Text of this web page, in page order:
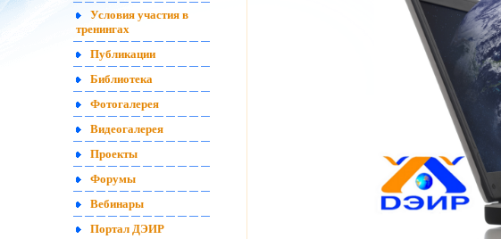
Условия участия в
тренингах
Публикации
Библиотека
Фотогалерея
Видеогалерея
Проекты
Форумы
Вебинары
Портал ДЭИР